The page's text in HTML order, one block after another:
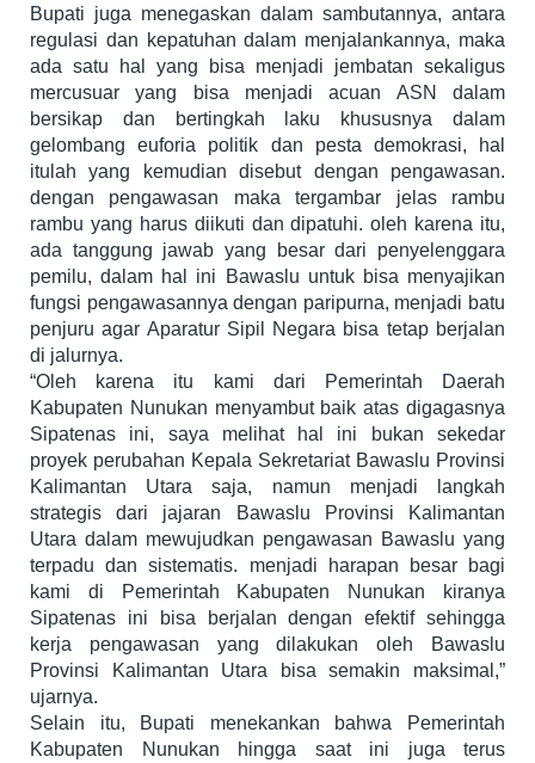
Bupati juga menegaskan dalam sambutannya, antara
regulasi dan kepatuhan dalam menjalankannya, maka
ada satu hal yang bisa menjadi jembatan sekaligus
mercusuar yang bisa menjadi acuan ASN dalam
bersikap dan bertingkah laku khususnya dalam
gelombang euforia politik dan pesta demokrasi, hal
itulah yang kemudian disebut dengan pengawasan.
dengan pengawasan maka tergambar jelas rambu
rambu yang harus diikuti dan dipatuhi. oleh karena itu,
ada tanggung jawab yang besar dari penyelenggara
pemilu, dalam hal ini Bawaslu untuk bisa menyajikan
fungsi pengawasannya dengan paripurna, menjadi batu
penjuru agar Aparatur Sipil Negara bisa tetap berjalan
di jalurnya.
“Oleh karena itu kami dari Pemerintah Daerah
Kabupaten Nunukan menyambut baik atas digagasnya
Sipatenas ini, saya melihat hal ini bukan sekedar
proyek perubahan Kepala Sekretariat Bawaslu Provinsi
Kalimantan Utara saja, namun menjadi langkah
strategis dari jajaran Bawaslu Provinsi Kalimantan
Utara dalam mewujudkan pengawasan Bawaslu yang
terpadu dan sistematis. menjadi harapan besar bagi
kami di Pemerintah Kabupaten Nunukan kiranya
Sipatenas ini bisa berjalan dengan efektif sehingga
kerja pengawasan yang dilakukan oleh Bawaslu
Provinsi Kalimantan Utara bisa semakin maksimal,”
ujarnya.
Selain itu, Bupati menekankan bahwa Pemerintah
Kabupaten Nunukan hingga saat ini juga terus